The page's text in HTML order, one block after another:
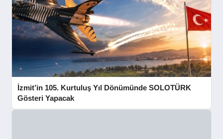
İzmit’in 105. Kurtuluş Yıl Dönümünde SOLOTÜRK
Gösteri Yapacak